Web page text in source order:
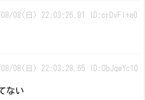
08/08(日) 22:03:26.91 ID:crDvFl+e0
08(日) 22:03:28.65 ID:ObJqwYc10
ない